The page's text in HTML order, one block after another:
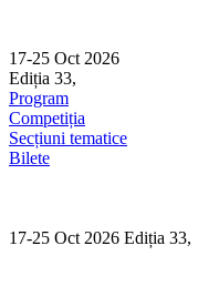
content
17-25 Oct 2026
Ediția 33,
Program
Competiția
Secțiuni tematice
Bilete
17-25 Oct 2026 Ediția 33,